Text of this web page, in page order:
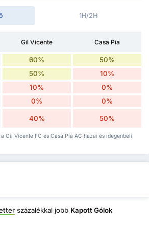
1H/2H
Gil Vicente Casa Pia
60% 50%
50% 10%
10% 0%
0% 0%
40% 50%
Gil Vicente FC és Casa Pia AC hazai és idegenbeli
százalékkal jobb Kapott Gólok